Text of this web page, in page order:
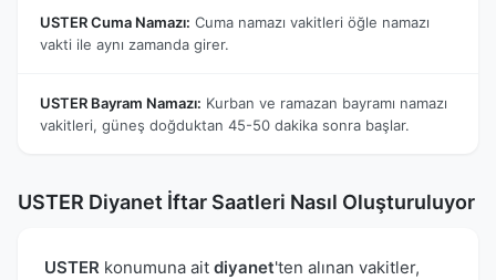
USTER Cuma Namazı: Cuma namazı vakitleri öğle namazı
vakti ile aynı zamanda girer.
USTER Bayram Namazı: Kurban ve ramazan bayramı namazı
vakitleri, güneş doğduktan 45-50 dakika sonra başlar.
USTER Diyanet İftar Saatleri Nasıl Oluşturuluyor
USTER konumuna ait diyanet'ten alınan vakitler,